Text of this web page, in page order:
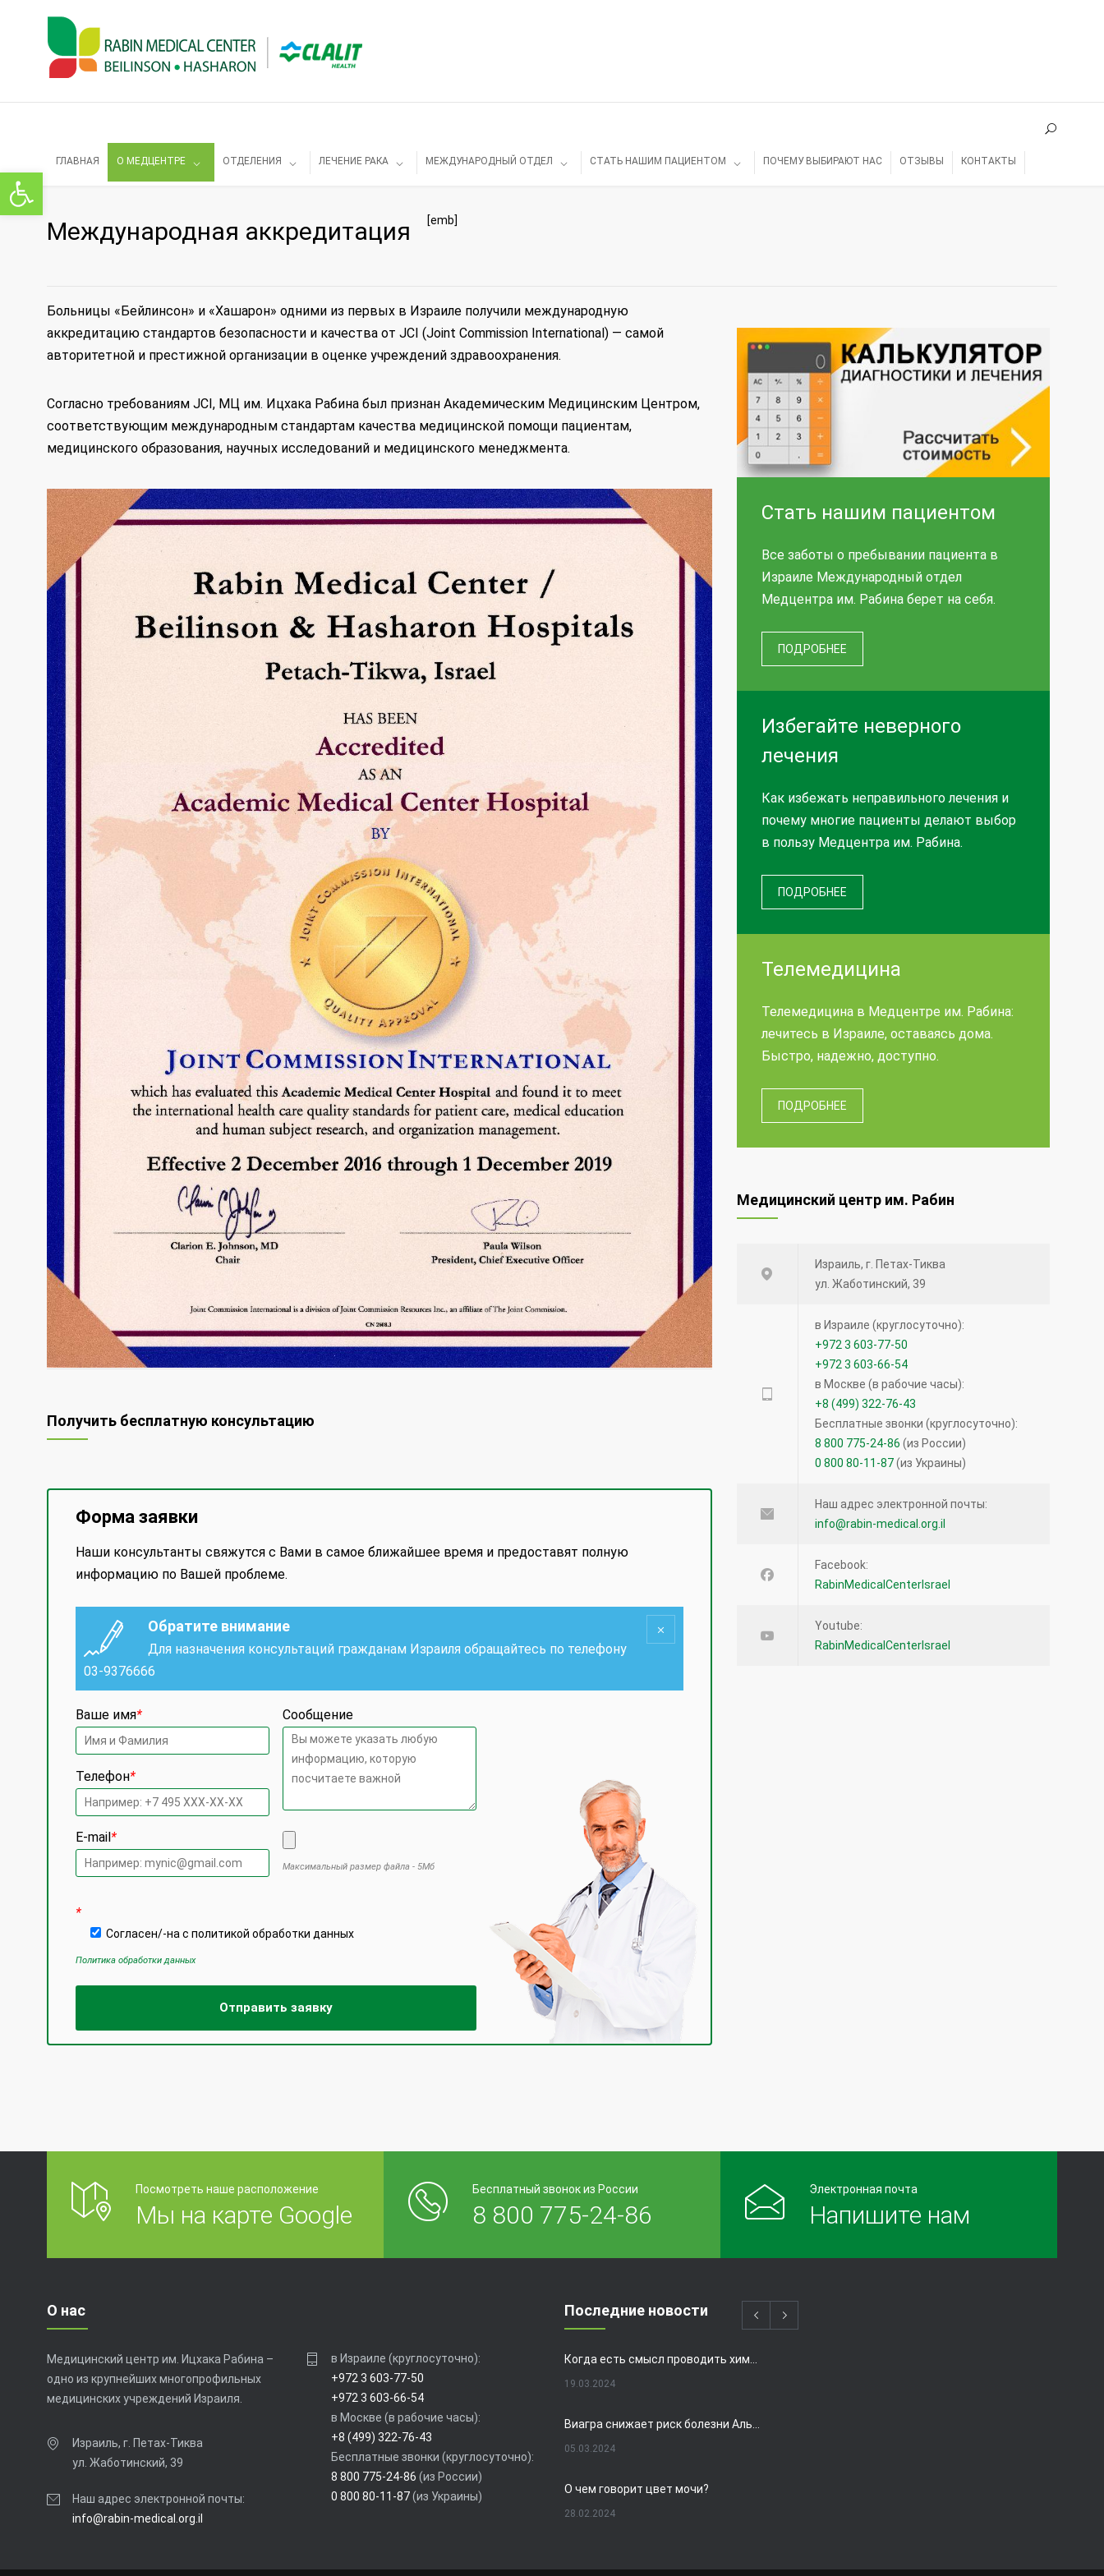
Открыть панель инструментов
ГЛАВНАЯ О МЕДЦЕНТРЕ ОТДЕЛЕНИЯ ЛЕЧЕНИЕ РАКА МЕЖДУНАРОДНЫЙ ОТДЕЛ СТАТЬ НАШИМ ПАЦИЕНТОМ ПОЧЕМУ ВЫБИРАЮТ НАС ОТЗЫВЫ КОНТАКТЫ
Международная аккредитация [emb]
Больницы «Бейлинсон» и «Хашарон» одними из первых в Израиле получили международную
аккредитацию стандартов безопасности и качества от JCI (Joint Commission International) — самой
авторитетной и престижной организации в оценке учреждений здравоохранения.
Согласно требованиям JCI, МЦ им. Ицхака Рабина был признан Академическим Медицинским Центром,
соответствующим международным стандартам качества медицинской помощи пациентам,
медицинского образования, научных исследований и медицинского менеджмента.
Получить бесплатную консультацию
Форма заявки
Наши консультанты свяжутся с Вами в самое ближайшее время и предоставят полную
информацию по Вашей проблеме.
Обратите внимание
Для назначения консультаций гражданам Израиля обращайтесь по телефону
03-9376666
Ваше имя*
Телефон*
E-mail*
Сообщение
Максимальный размер файла - 5Мб
*
Согласен/-на с политикой обработки данных
Политика обработки данных
Стать нашим пациентом
Все заботы о пребывании пациента в
Израиле Международный отдел
Медцентра им. Рабина берет на себя.
ПОДРОБНЕЕ
Избегайте неверного
лечения
Как избежать неправильного лечения и
почему многие пациенты делают выбор
в пользу Медцентра им. Рабина.
ПОДРОБНЕЕ
Телемедицина
Телемедицина в Медцентре им. Рабина:
лечитесь в Израиле, оставаясь дома.
Быстро, надежно, доступно.
ПОДРОБНЕЕ
Медицинский центр им. Рабин
Израиль, г. Петах-Тиква
ул. Жаботинский, 39
в Израиле (круглосуточно):
+972 3 603-77-50
+972 3 603-66-54
в Москве (в рабочие часы):
+8 (499) 322-76-43
Бесплатные звонки (круглосуточно):
8 800 775-24-86 (из России)
0 800 80-11-87(из Украины)
Наш адрес электронной почты:
info@rabin-medical.org.il
Facebook:
RabinMedicalCenterIsrael
Youtube:
RabinMedicalCenterIsrael
Посмотреть наше расположение
Мы на карте Google
Бесплатный звонок из России
8 800 775-24-86
Электронная почта
Напишите нам
О нас
Медицинский центр им. Ицхака Рабина –
одно из крупнейших многопрофильных
медицинских учреждений Израиля.
Израиль, г. Петах-Тиква
ул. Жаботинский, 39
Наш адрес электронной почты:
info@rabin-medical.org.il
в Израиле (круглосуточно):
+972 3 603-77-50
+972 3 603-66-54
в Москве (в рабочие часы):
+8 (499) 322-76-43
Бесплатные звонки (круглосуточно):
8 800 775-24-86 (из России)
0 800 80-11-87(из Украины)
Последние новости
Когда есть смысл проводить химиотерапию при раке толстой кишки?
19.03.2024
Виагра снижает риск болезни Альцгеймера. Так ли это?
05.03.2024
О чем говорит цвет мочи?
28.02.2024